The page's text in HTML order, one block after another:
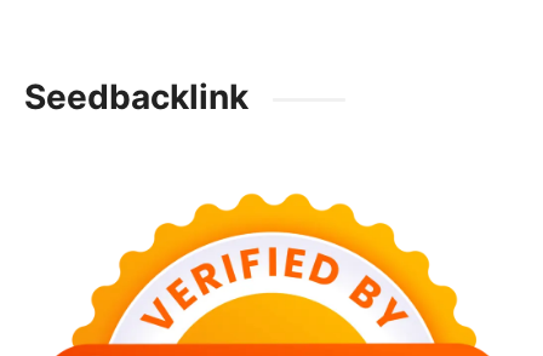
Seedbacklink